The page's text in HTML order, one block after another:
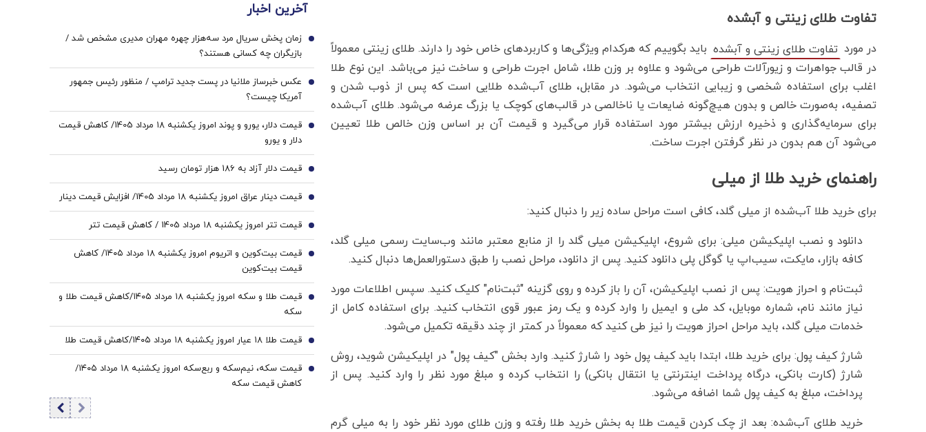
تفاوت طلای زینتی و آبشده
در مورد تفاوت طلای زینتی و آبشده باید بگوییم که هرکدام ویژگی‌ها و کاربردهای خاص خود را دارند. طلای زینتی معمولاً
در قالب جواهرات و زیورآلات طراحی می‌شود و علاوه بر وزن طلا، شامل اجرت طراحی و ساخت نیز می‌باشد. این نوع طلا
اغلب برای استفاده شخصی و زیبایی انتخاب می‌شود. در مقابل، طلای آب‌شده طلایی است که پس از ذوب شدن و
تصفیه، به‌صورت خالص و بدون هیچ‌گونه ضایعات یا ناخالصی در قالب‌های کوچک یا بزرگ عرضه می‌شود. طلای آب‌شده
برای سرمایه‌گذاری و ذخیره ارزش بیشتر مورد استفاده قرار می‌گیرد و قیمت آن بر اساس وزن خالص طلا تعیین
می‌شود آن هم بدون در نظر گرفتن اجرت ساخت.
راهنمای خرید طلا از میلی
برای خرید طلا آب‌شده از میلی گلد، کافی است مراحل ساده زیر را دنبال کنید:
دانلود و نصب اپلیکیشن میلی: برای شروع، اپلیکیشن میلی گلد را از منابع معتبر مانند وب‌سایت رسمی میلی گلد،
کافه بازار، مایکت، سیب‌اپ یا گوگل پلی دانلود کنید. پس از دانلود، مراحل نصب را طبق دستورالعمل‌ها دنبال کنید.
ثبت‌نام و احراز هویت: پس از نصب اپلیکیشن، آن را باز کرده و روی گزینه "ثبت‌نام" کلیک کنید. سپس اطلاعات مورد
نیاز مانند نام، شماره موبایل، کد ملی و ایمیل را وارد کرده و یک رمز عبور قوی انتخاب کنید. برای استفاده کامل از
خدمات میلی گلد، باید مراحل احراز هویت را نیز طی کنید که معمولاً در کمتر از چند دقیقه تکمیل می‌شود.
شارژ کیف پول: برای خرید طلا، ابتدا باید کیف پول خود را شارژ کنید. وارد بخش "کیف پول" در اپلیکیشن شوید، روش
شارژ (کارت بانکی، درگاه پرداخت اینترنتی یا انتقال بانکی) را انتخاب کرده و مبلغ مورد نظر را وارد کنید. پس از
پرداخت، مبلغ به کیف پول شما اضافه می‌شود.
خرید طلای آب‌شده: بعد از چک کردن قیمت طلا به بخش خرید طلا رفته و وزن طلای مورد نظر خود را به میلی گرم
آخرین اخبار
زمان پخش سریال مرد سه‌هزار چهره مهران مدیری مشخص شد /
بازیگران چه کسانی هستند؟
1
عکس خبرساز ملانیا در پست جدید ترامپ / منظور رئیس جمهور
آمریکا چیست؟
2
قیمت دلار، یورو و پوند امروز یکشنبه ۱۸ مرداد 1405/ کاهش قیمت
دلار و یورو
3
قیمت دلار آزاد به 186 هزار تومان رسید 4
قیمت دینار عراق امروز یکشنبه ۱۸ مرداد 1405/ افزایش قیمت دینار 5
قیمت تتر امروز یکشنبه ۱۸ مرداد 1405 / کاهش قیمت تتر 6
قیمت بیت‌کوین و اتریوم امروز یکشنبه ۱۸ مرداد ۱۴۰۵/ کاهش
قیمت بیت‌کوین
7
قیمت طلا و سکه امروز یکشنبه ۱۸ مرداد ۱۴۰۵/کاهش قیمت طلا و
سکه
8
قیمت طلا ۱۸ عیار امروز یکشنبه ۱۸ مرداد ۱۴۰۵/کاهش قیمت طلا 9
قیمت سکه، نیم‌سکه و ربع‌سکه امروز یکشنبه ۱۸ مرداد ۱۴۰۵/
کاهش قیمت سکه
10